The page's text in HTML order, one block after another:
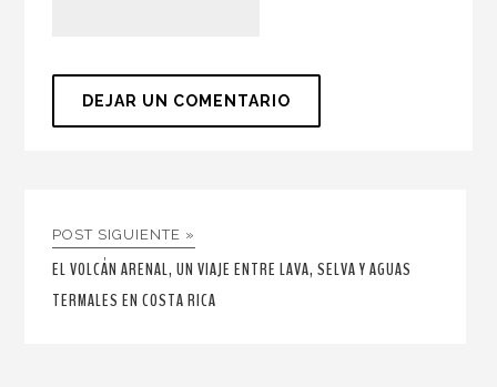
POST SIGUIENTE »
EL VOLCÁN ARENAL, UN VIAJE ENTRE LAVA, SELVA Y AGUAS
TERMALES EN COSTA RICA